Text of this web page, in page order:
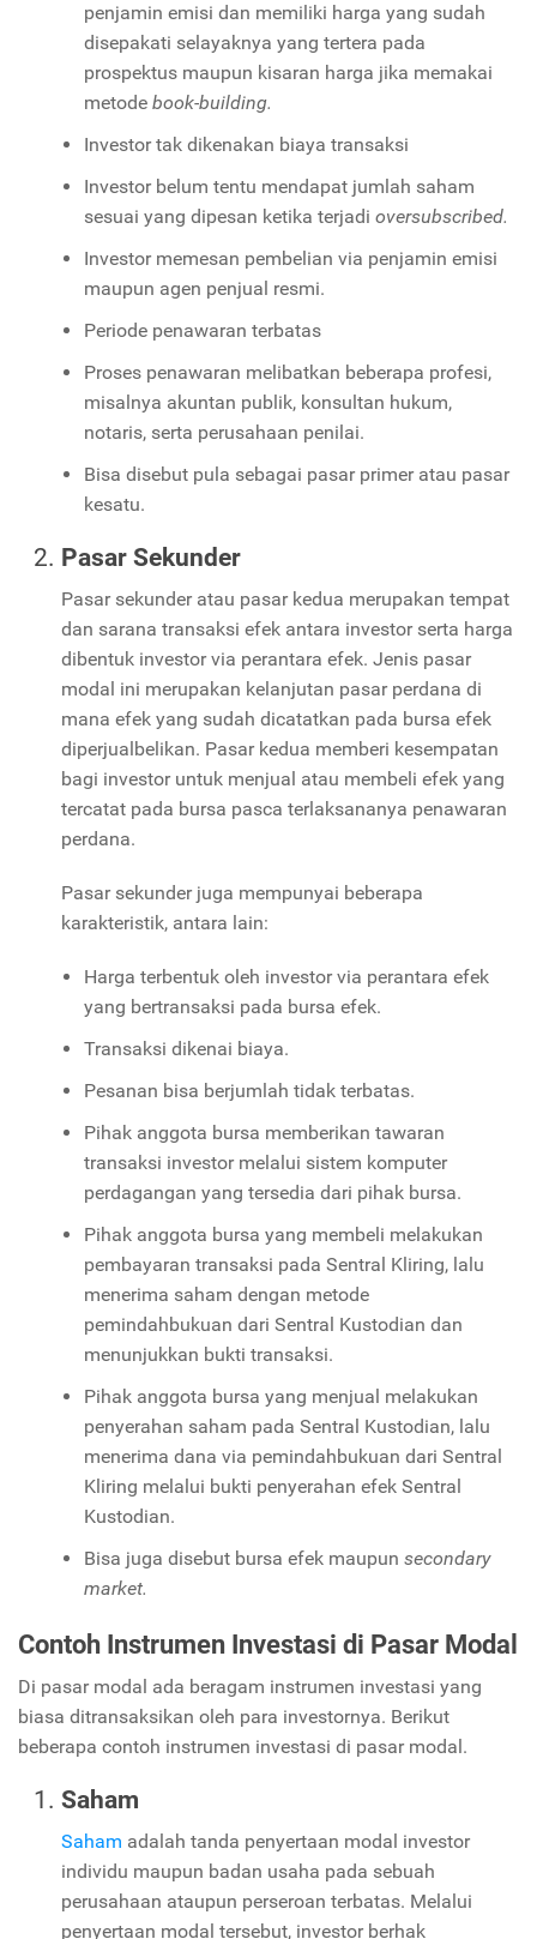
penjamin emisi dan memiliki harga yang sudah
disepakati selayaknya yang tertera pada
prospektus maupun kisaran harga jika memakai
metodebook-building.
Investor tak dikenakan biaya transaksi
Investor belum tentu mendapat jumlah saham
sesuai yang dipesan ketika terjadioversubscribed.
Investor memesan pembelian via penjamin emisi
maupun agen penjual resmi.
Periode penawaran terbatas
Proses penawaran melibatkan beberapa profesi,
misalnya akuntan publik, konsultan hukum,
notaris, serta perusahaan penilai.
Bisa disebut pula sebagai pasar primer atau pasar
kesatu.
Pasar Sekunder
Pasar sekunder atau pasar kedua merupakan tempat
dan sarana transaksi efek antara investor serta harga
dibentuk investor via perantara efek. Jenis pasar
modal ini merupakan kelanjutan pasar perdana di
mana efek yang sudah dicatatkan pada bursa efek
diperjualbelikan. Pasar kedua memberi kesempatan
bagi investor untuk menjual atau membeli efek yang
tercatat pada bursa pasca terlaksananya penawaran
perdana.
Pasar sekunder juga mempunyai beberapa
karakteristik, antara lain:
Harga terbentuk oleh investor via perantara efek
yang bertransaksi pada bursa efek.
Transaksi dikenai biaya.
Pesanan bisa berjumlah tidak terbatas.
Pihak anggota bursa memberikan tawaran
transaksi investor melalui sistem komputer
perdagangan yang tersedia dari pihak bursa.
Pihak anggota bursa yang membeli melakukan
pembayaran transaksi pada Sentral Kliring, lalu
menerima saham dengan metode
pemindahbukuan dari Sentral Kustodian dan
menunjukkan bukti transaksi.
Pihak anggota bursa yang menjual melakukan
penyerahan saham pada Sentral Kustodian, lalu
menerima dana via pemindahbukuan dari Sentral
Kliring melalui bukti penyerahan efek Sentral
Kustodian.
Bisa juga disebut bursa efek maupunsecondary
market.
Contoh Instrumen Investasi di Pasar Modal
Di pasar modal ada beragam instrumen investasi yang
biasa ditransaksikan oleh para investornya. Berikut
beberapa contoh instrumen investasi di pasar modal.
Saham
Saham adalah tanda penyertaan modal investor
individu maupun badan usaha pada sebuah
perusahaan ataupun perseroan terbatas. Melalui
penyertaan modal tersebut, investor berhak